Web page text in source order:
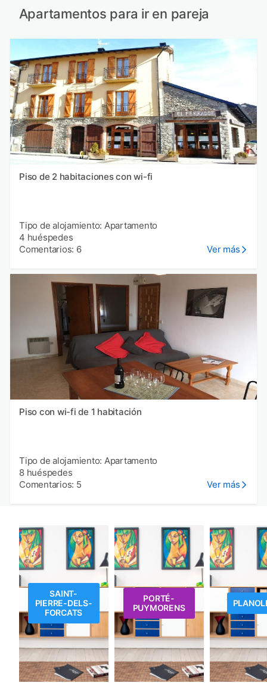
Apartamentos para ir en pareja
Piso de 2 habitaciones con wi-fi
Tipo de alojamiento: Apartamento
4 huéspedes
Comentarios: 6
Ver más
Piso con wi-fi de 1 habitación
Tipo de alojamiento: Apartamento
8 huéspedes
Comentarios: 5
Ver más
SAINT-
PIERRE-DELS-
FORCATS
PORTÉ-
PUYMORENS